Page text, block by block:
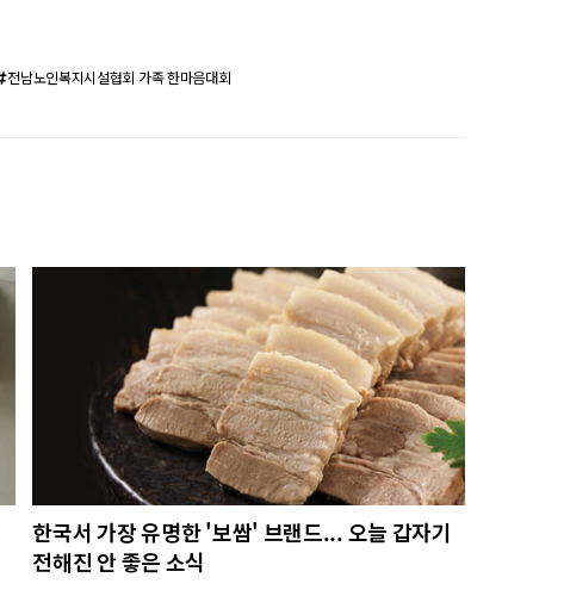
전남노인복지시설협회 가족 한마음대회
한국서 가장 유명한 '보쌈' 브랜드... 오늘 갑자기
전해진 안 좋은 소식